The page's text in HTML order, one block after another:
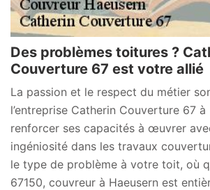
Des problèmes toitures ?
Couverture 67 est votre allié
La passion et le respect du métier
l’entreprise Catherin Couverture 67
renforcer ses capacités à œuvrer
ingéniosité dans les travaux
le type de problème à votre toit, où
67150, couvreur à Haeusern est